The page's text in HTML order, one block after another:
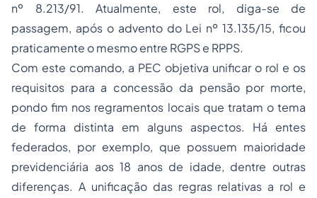
nº 8.213/91. Atualmente, este rol, diga-se de
passagem, após o advento do Lei nº 13.135/15, ficou
praticamente o mesmo entre RGPS e RPPS.
Com este comando, a PEC objetiva unificar o rol e os
requisitos para a concessão da pensão por morte,
pondo fim nos regramentos locais que tratam o tema
de forma distinta em alguns aspectos. Há entes
federados, por exemplo, que possuem maioridade
previdenciária aos 18 anos de idade, dentre outras
diferenças. A unificação das regras relativas a rol e